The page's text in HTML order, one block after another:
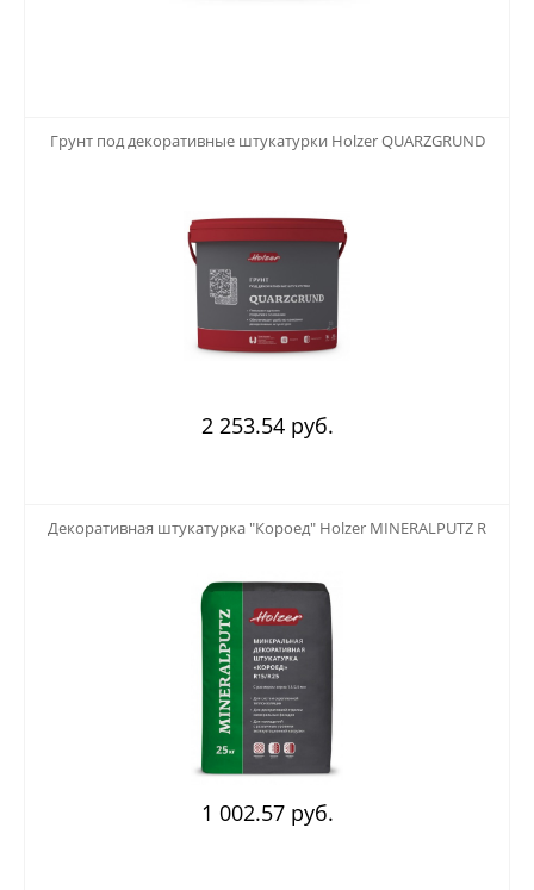
Грунт под декоративные штукатурки Holzer QUARZGRUND
2 253.54 руб.
Декоративная штукатурка "Короед" Holzer MINERALPUTZ R
1 002.57 руб.